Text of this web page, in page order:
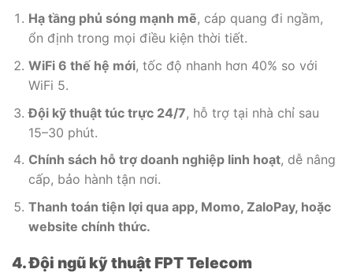
Hạ tầng phủ sóng mạnh mẽ, cáp quang đi ngầm,
ổn định trong mọi điều kiện thời tiết.
WiFi 6 thế hệ mới, tốc độ nhanh hơn 40% so với
WiFi 5.
Đội kỹ thuật túc trực 24/7, hỗ trợ tại nhà chỉ sau
15–30 phút.
Chính sách hỗ trợ doanh nghiệp linh hoạt, dễ nâng
cấp, bảo hành tận nơi.
Thanh toán tiện lợi qua app, Momo, ZaloPay, hoặc
website chính thức.
4. Đội ngũ kỹ thuật FPT Telecom